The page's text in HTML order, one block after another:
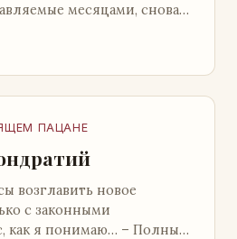
месяцами, снова
ПАЦАНЕ
возглавить новое
с законными
как я понимаю… – Полный